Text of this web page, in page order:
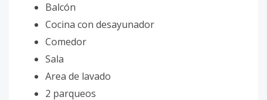
Balcón
Cocina con desayunador
Comedor
Sala
Area de lavado
2 parqueos